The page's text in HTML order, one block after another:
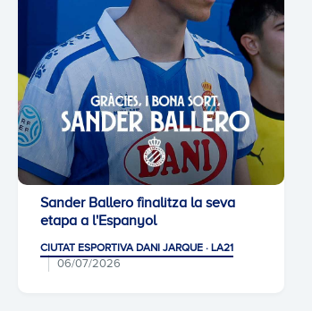
Sander Ballero finalitza la seva
etapa a l'Espanyol
CIUTAT ESPORTIVA DANI JARQUE · LA21
06/07/2026